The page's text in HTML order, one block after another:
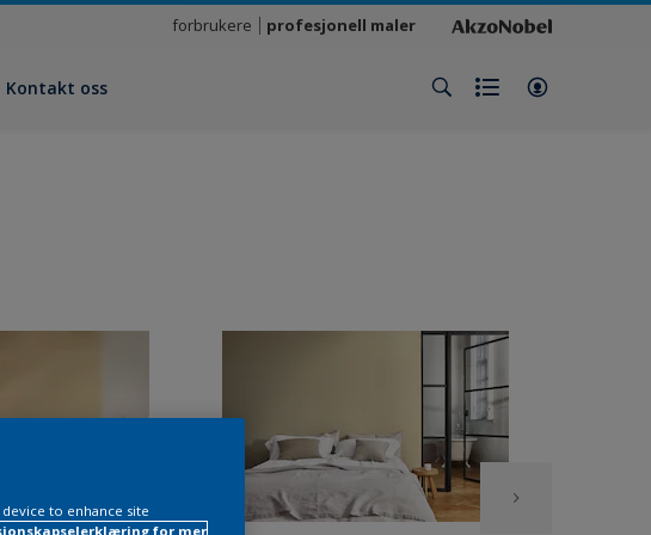
forbrukere profesjonell maler
Kontakt oss
to enhance site
for mer